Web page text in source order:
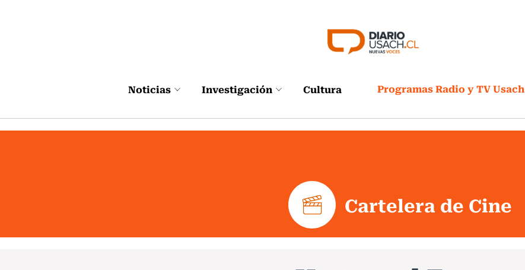
Noticias Investigación Cultura Programas Radio y TV Usach
Cartelera de Cine